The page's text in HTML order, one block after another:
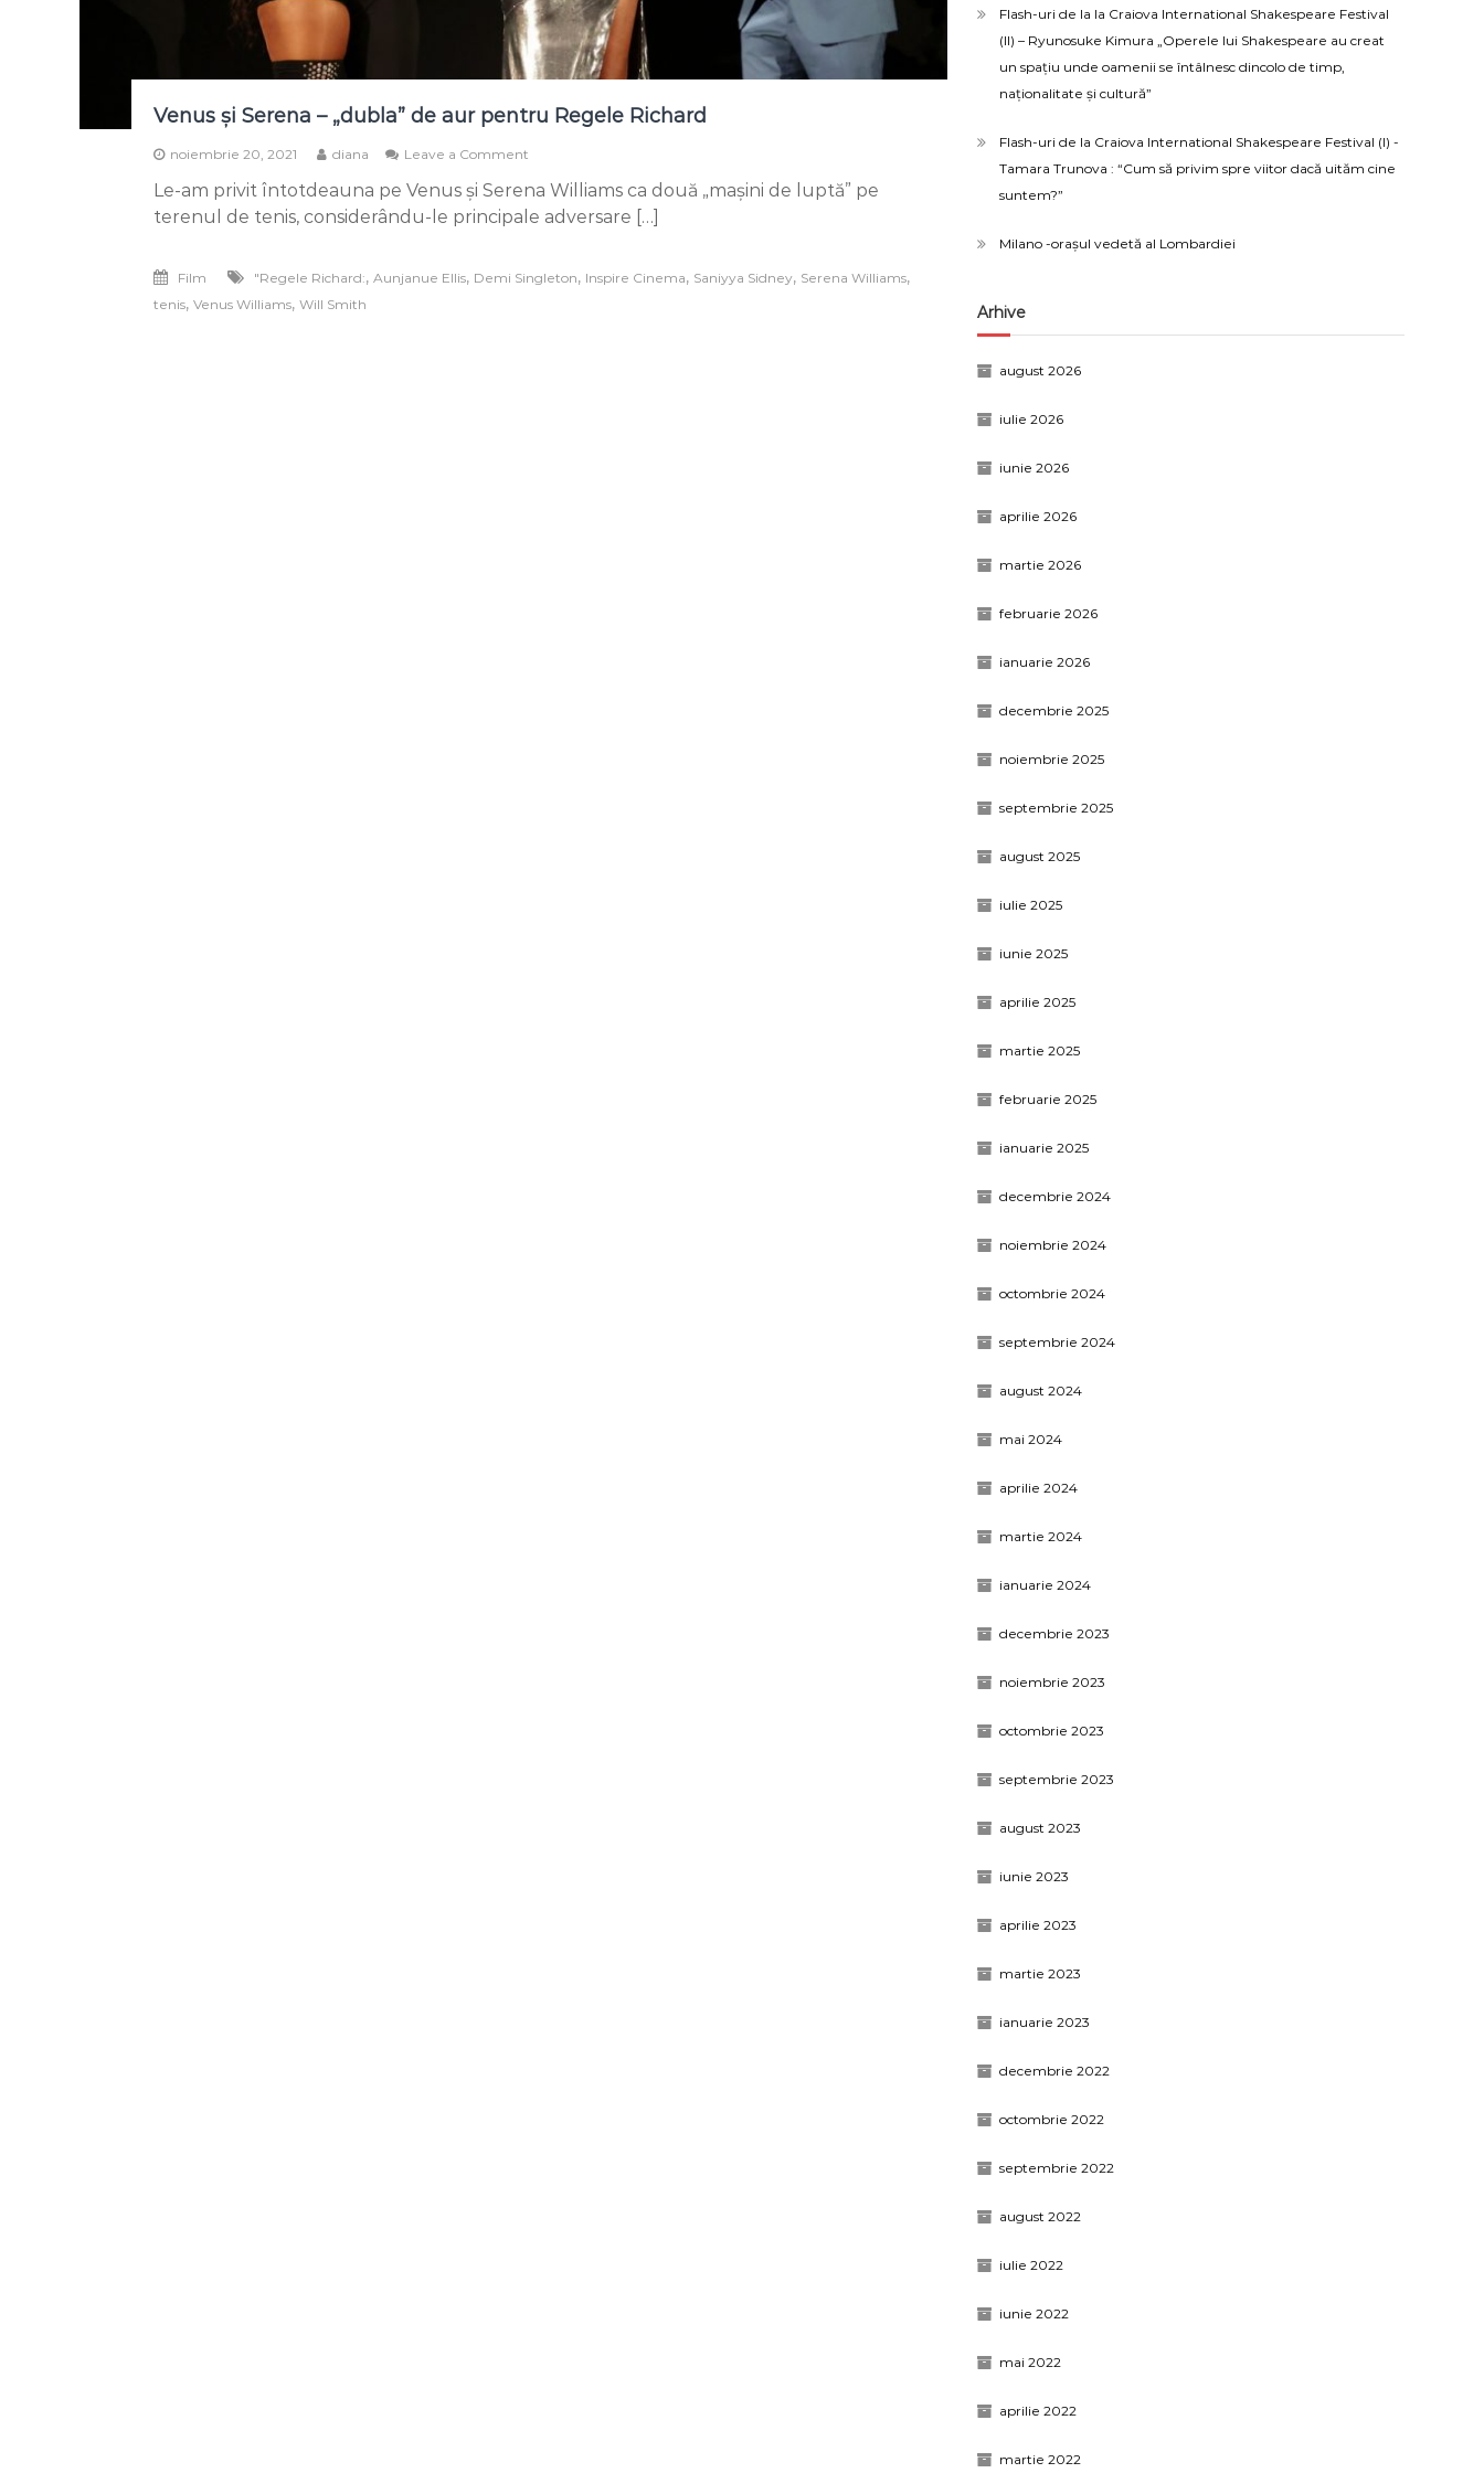
Venus și Serena – „dubla” de aur pentru Regele Richard
noiembrie 20, 2021 diana Leave a Comment
și
Serena
de
Le-am privit întotdeauna pe Venus și Serena Williams ca două „mașini de luptă” pe
terenul de tenis, considerându-le principale adversare […]
Film "Regele Richard:,Aunjanue Ellis, Demi Singleton, Inspire Cinema, Saniyya Sidney, Serena Williams,
tenis,Venus Williams,Will Smith
Flash-uri de la la Craiova International Shakespeare Festival
(II) – Ryunosuke Kimura „Operele lui Shakespeare au creat
un spațiu unde oamenii se întâlnesc dincolo de timp,
naționalitate și cultură”
Flash-uri de la Craiova International Shakespeare Festival (I) -
Tamara Trunova : “Cum să privim spre viitor dacă uităm cine
suntem?”
Milano -orașul vedetă al Lombardiei
Arhive
august 2026
iulie 2026
iunie 2026
aprilie 2026
martie 2026
februarie 2026
ianuarie 2026
decembrie 2025
noiembrie 2025
septembrie 2025
august 2025
iulie 2025
iunie 2025
aprilie 2025
martie 2025
februarie 2025
ianuarie 2025
decembrie 2024
noiembrie 2024
octombrie 2024
septembrie 2024
august 2024
mai 2024
aprilie 2024
martie 2024
ianuarie 2024
decembrie 2023
noiembrie 2023
octombrie 2023
septembrie 2023
august 2023
iunie 2023
aprilie 2023
martie 2023
ianuarie 2023
decembrie 2022
octombrie 2022
septembrie 2022
august 2022
iulie 2022
iunie 2022
mai 2022
aprilie 2022
martie 2022